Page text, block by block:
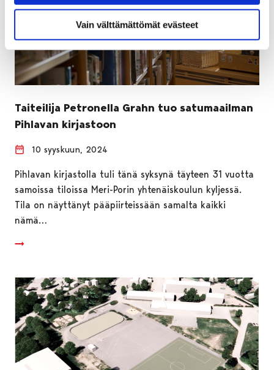
Vain välttämättömät evästeet
Taiteilija Petronella Grahn tuo satumaailman
Pihlavan kirjastoon
10 syyskuun, 2024
Pihlavan kirjastolla tuli tänä syksynä täyteen 31 vuotta
samoissa tiloissa Meri-Porin yhtenäiskoulun kyljessä.
Tila on näyttänyt pääpiirteissään samalta kaikki
nämä…